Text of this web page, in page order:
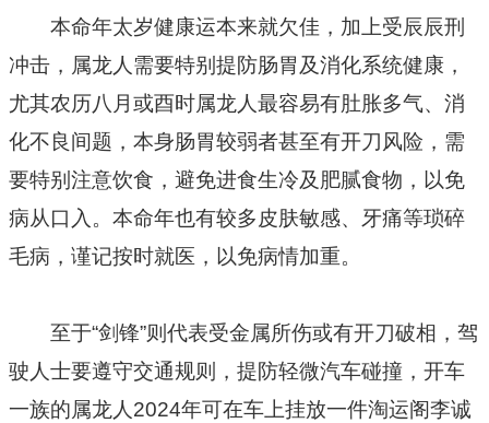
本命年太岁健康运本来就欠佳，加上受辰辰刑
冲击，属龙人需要特别提防肠胃及消化系统健康，
尤其农历八月或酉时属龙人最容易有肚胀多气、消
化不良间题，本身肠胃较弱者甚至有开刀风险，需
要特别注意饮食，避免进食生冷及肥腻食物，以免
病从口入。本命年也有较多皮肤敏感、牙痛等琐碎
毛病，谨记按时就医，以免病情加重。
至于“剑锋”则代表受金属所伤或有开刀破相，驾
驶人士要遵守交通规则，提防轻微汽车碰撞，开车
一族的属龙人2024年可在车上挂放一件淘运阁李诚